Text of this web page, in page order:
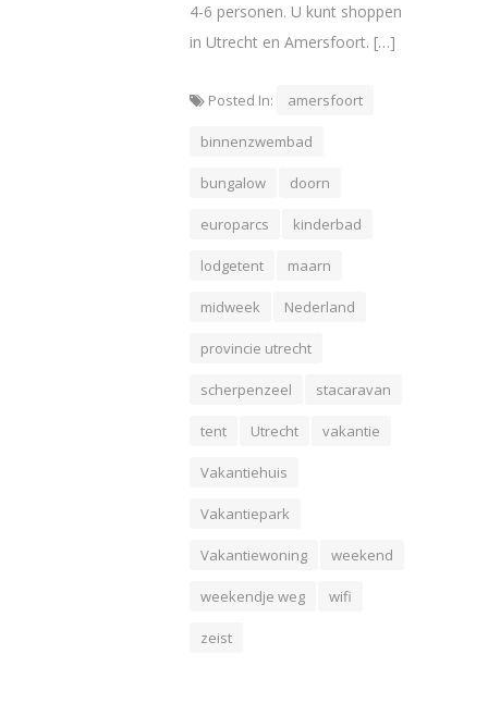
4-6 personen. U kunt shoppen
in Utrecht en Amersfoort. […]
Posted In: amersfoort
binnenzwembad
bungalow doorn
europarcs kinderbad
lodgetent maarn
midweek Nederland
provincie utrecht
scherpenzeel stacaravan
tent Utrecht vakantie
Vakantiehuis
Vakantiepark
Vakantiewoning weekend
weekendje weg wifi
zeist